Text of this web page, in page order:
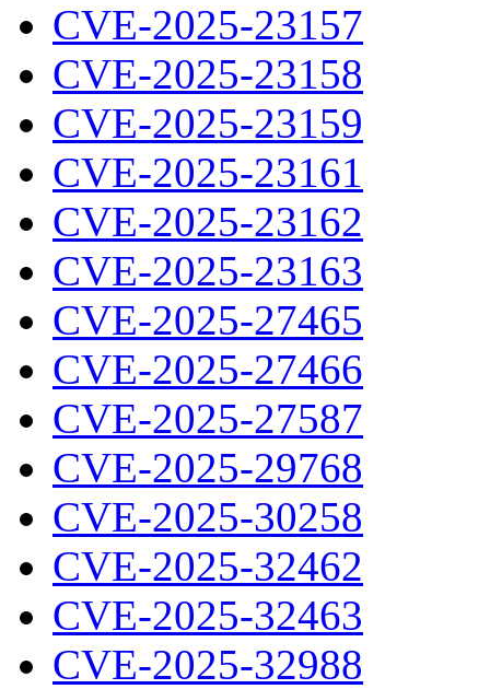
CVE-2025-23157
CVE-2025-23158
CVE-2025-23159
CVE-2025-23161
CVE-2025-23162
CVE-2025-23163
CVE-2025-27465
CVE-2025-27466
CVE-2025-27587
CVE-2025-29768
CVE-2025-30258
CVE-2025-32462
CVE-2025-32463
CVE-2025-32988